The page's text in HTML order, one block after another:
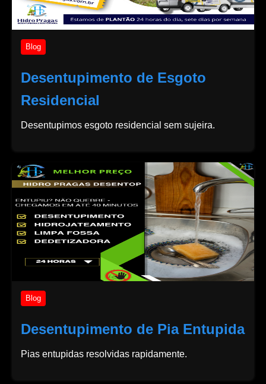
Blog
Desentupimento de Esgoto
Residencial
Desentupimos esgoto residencial sem sujeira.
Blog
Desentupimento de Pia Entupida
Pias entupidas resolvidas rapidamente.